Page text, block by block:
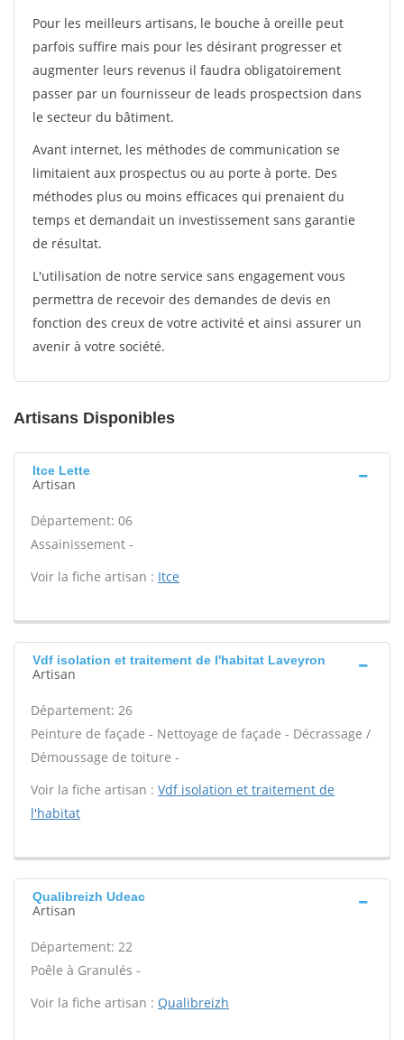
Pour les meilleurs artisans, le bouche à oreille peut
parfois suffire mais pour les désirant progresser et
augmenter leurs revenus il faudra obligatoirement
passer par un fournisseur de leads prospectsion dans
le secteur du bâtiment.
Avant internet, les méthodes de communication se
limitaient aux prospectus ou au porte à porte. Des
méthodes plus ou moins efficaces qui prenaient du
temps et demandait un investissement sans garantie
de résultat.
L'utilisation de notre service sans engagement vous
permettra de recevoir des demandes de devis en
fonction des creux de votre activité et ainsi assurer un
avenir à votre société.
Artisans Disponibles
Itce Lette
Artisan
Département: 06
Assainissement -
Voir la fiche artisan : Itce
Vdf isolation et traitement de l'habitat Laveyron
Artisan
Département: 26
Peinture de façade - Nettoyage de façade - Décrassage /
Démoussage de toiture -
Voir la fiche artisan : Vdf isolation et traitement de
l'habitat
Qualibreizh Udeac
Artisan
Département: 22
Poêle à Granulés -
Voir la fiche artisan : Qualibreizh